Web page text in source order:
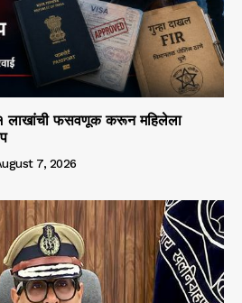
लाखांची फसवणूक करून महिलेला
7, 2026